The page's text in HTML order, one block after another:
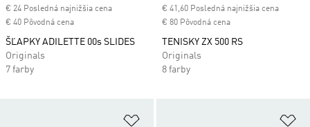
€ 24 Posledná najnižšia cena
€ 40 Pôvodná cena
ŠĽAPKY ADILETTE 00s SLIDES
Originals
7 farby
€ 41,60 Posledná najnižšia cena
€ 80 Pôvodná cena
TENISKY ZX 500 RS
Originals
8 farby
Pridať do zoznamu želaných